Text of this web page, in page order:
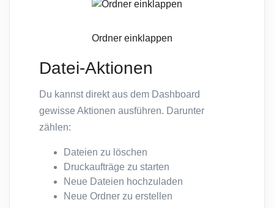
Ordner einklappen
Datei-Aktionen
Du kannst direkt aus dem Dashboard
gewisse Aktionen ausführen. Darunter
zählen:
Dateien zu löschen
Druckaufträge zu starten
Neue Dateien hochzuladen
Neue Ordner zu erstellen